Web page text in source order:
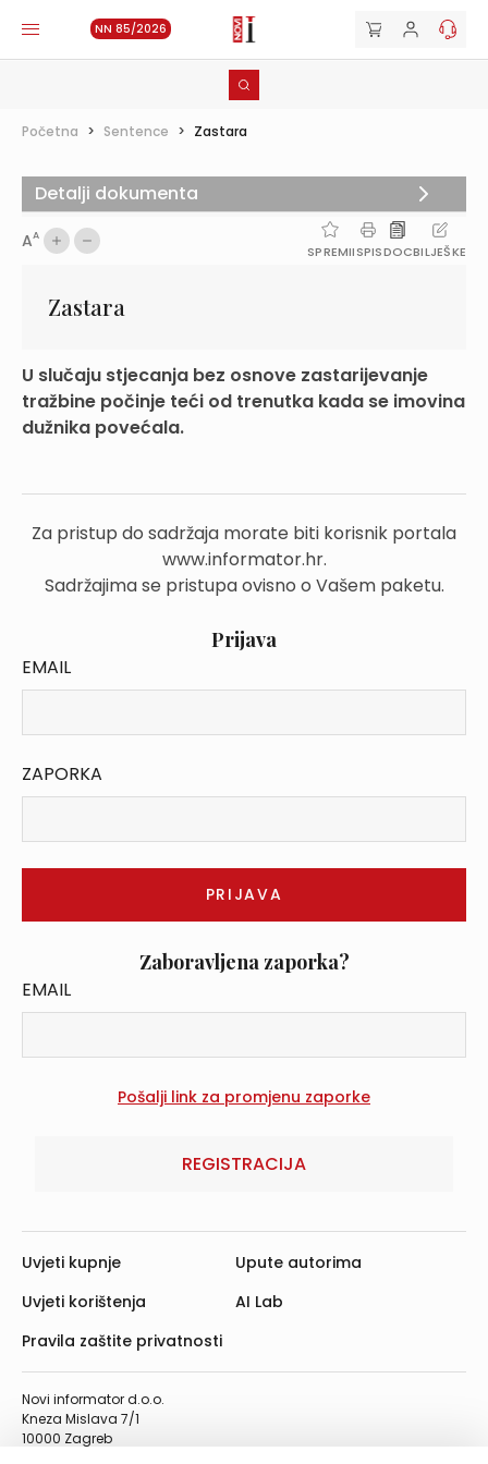
NN 85/2026
Početna > Sentence > Zastara
AA
SPREMIISPISDOCBILJEŠKE
Zastara
U slučaju stjecanja bez osnove zastarijevanje
tražbine počinje teći od trenutka kada se imovina
dužnika povećala.
Za pristup do sadržaja morate biti korisnik portala
www.informator.hr.
Sadržajima se pristupa ovisno o Vašem paketu.
Prijava
EMAIL
ZAPORKA
Zaboravljena zaporka?
EMAIL
REGISTRACIJA
Detalji dokumenta
Novi informator d.o.o.
Kneza Mislava 7/1
10000 Zagreb
Uvjeti kupnje
Uvjeti korištenja
Pravila zaštite privatnosti
Upute autorima
AI Lab